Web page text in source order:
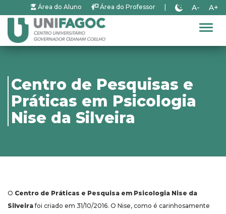
Área do Aluno Área do Professor A- A+
Centro de Pesquisas e
Práticas em Psicologia
Nise da Silveira
O Centro de Práticas e Pesquisa em Psicologia Nise da
Silveirafoi criado em 31/10/2016. O Nise, como é carinhosamente